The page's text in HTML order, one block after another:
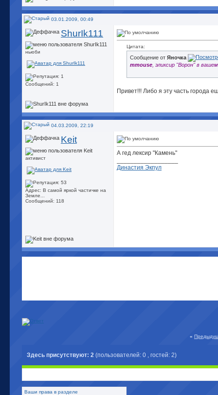
03.01.2009, 00:49
ShurIk111
ньюби
Сообщений: 1
Цитата:
Сообщение от Янoчкa
mmouse , эликсир "Ворон" в
Привет!!! Либо я эту часть города
04.03.2009, 22:19
Keit
активист
Адрес: В самой яркой частичке на
Земле...
Сообщений: 118
А гед лексир "Камень"
Династия Экпул
«
Здесь присутствуют: 2 (пользователей: 0 , гостей: 2)
Ваши права в разделе